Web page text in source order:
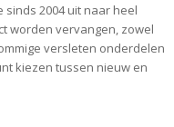
2004 uit naar heel
worden vervangen, zowel
versleten onderdelen
kiezen tussen nieuw en